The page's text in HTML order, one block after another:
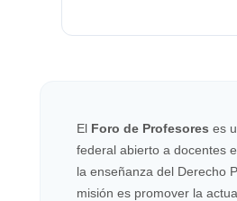
El Foro de Profesores es
federal abierto a docentes
la enseñanza del Derecho
misión es promover la